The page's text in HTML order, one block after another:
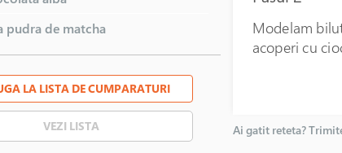
pudra de matcha
LA LISTA DE CUMPARATURI
VEZI LISTA
Modelam
acoperi cu
Ai gatit reteta?